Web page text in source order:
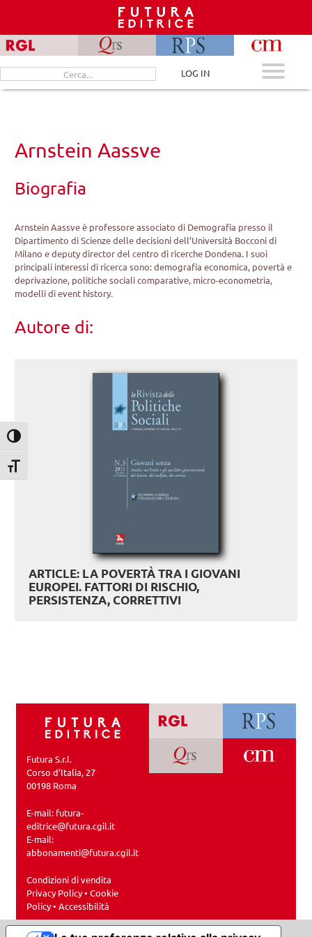
Attiva/disattiva alto contrasto
Attiva/disattiva dimensione testo
content
Cerca
per:
LOG IN
Arnstein Aassve
Biografia
Arnstein Aassve è professore associato di Demografia presso il
Dipartimento di Scienze delle decisioni dell’Università Bocconi di
Milano e deputy director del centro di ricerche Dondena. I suoi
principali interessi di ricerca sono: demografia economica, povertà e
deprivazione, politiche sociali comparative, micro-econometria,
modelli di event history.
Autore di:
ARTICLE: LA POVERTÀ TRA I GIOVANI
EUROPEI. FATTORI DI RISCHIO,
PERSISTENZA, CORRETTIVI
Futura S.r.l.
Corso d’Italia, 27
00198 Roma
E-mail: futura-
editrice@futura.cgil.it
E-mail:
abbonamenti@futura.cgil.it
Condizioni di vendita
Privacy Policy•Cookie
Policy•Accessibilità